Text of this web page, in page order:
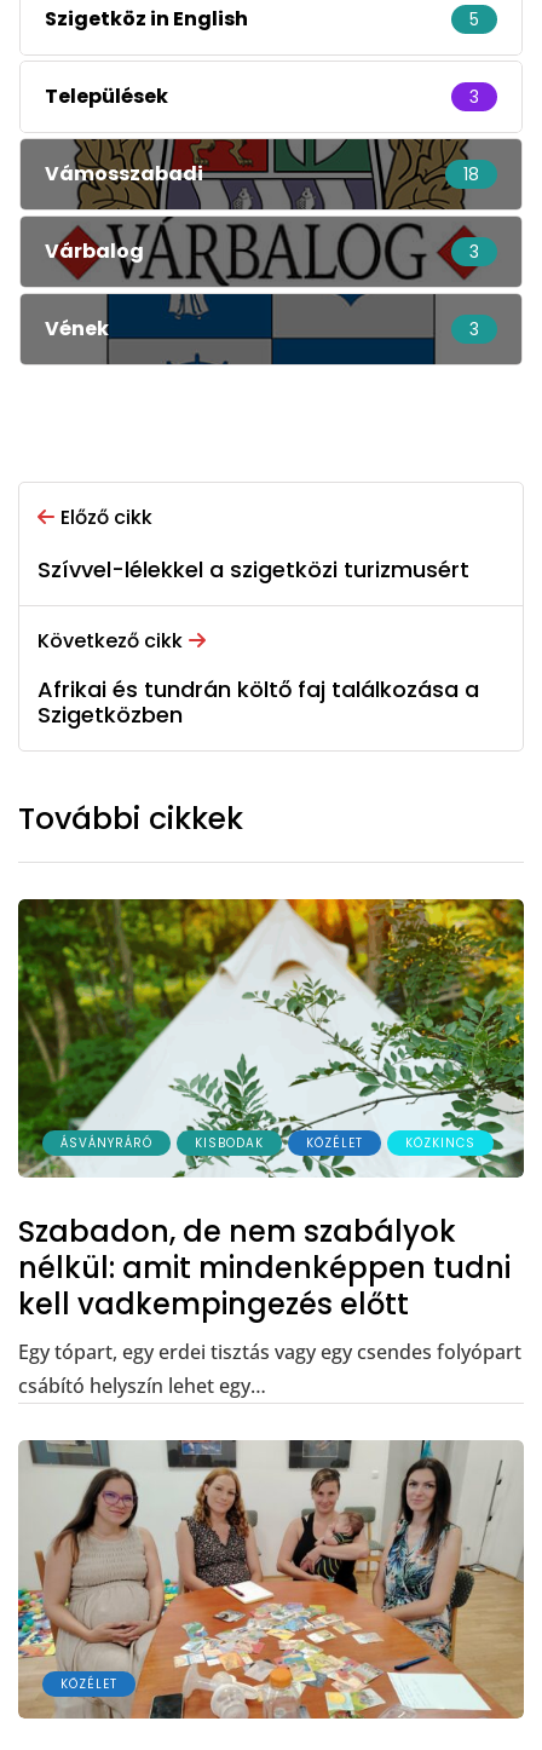
Szigetköz in English 5
Települések 3
Vámosszabadi 18
Várbalog 3
Vének 3
Előző cikk
Szívvel-lélekkel a szigetközi turizmusért
Következő cikk
Afrikai és tundrán költő faj találkozása a
Szigetközben
További cikkek
ÁSVÁNYRÁRÓ KISBODAK KÖZÉLET KÖZKINCS
Szabadon, de nem szabályok
nélkül: amit mindenképpen tudni
kell vadkempingezés előtt
Egy tópart, egy erdei tisztás vagy egy csendes folyópart
csábító helyszín lehet egy…
KÖZÉLET